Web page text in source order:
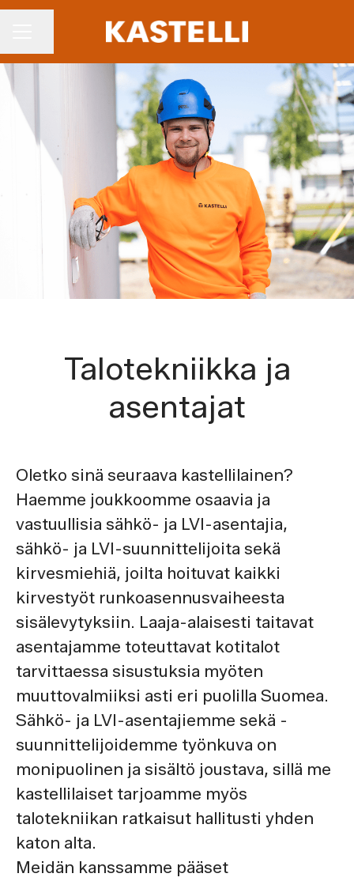
Talotekniikka ja
asentajat
Oletko sinä seuraava kastellilainen?
Haemme joukkoomme osaavia ja
vastuullisia sähkö- ja LVI-asentajia,
sähkö- ja LVI-suunnittelijoita sekä
kirvesmiehiä, joilta hoituvat kaikki
kirvestyöt runkoasennusvaiheesta
sisälevytyksiin. Laaja-alaisesti taitavat
asentajamme toteuttavat kotitalot
tarvittaessa sisustuksia myöten
muuttovalmiiksi asti eri puolilla Suomea.
Sähkö- ja LVI-asentajiemme sekä -
suunnittelijoidemme työnkuva on
monipuolinen ja sisältö joustava, sillä me
kastellilaiset tarjoamme myös
talotekniikan ratkaisut hallitusti yhden
katon alta.
Meidän kanssamme pääset